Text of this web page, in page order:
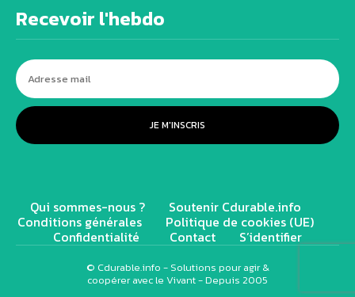
Recevoir l'hebdo
JE M'INSCRIS
Qui sommes-nous ? Soutenir Cdurable.info
Conditions générales Politique de cookies (UE)
Confidentialité Contact S’identifier
© Cdurable.info - Solutions pour agir &
coopérer avec le Vivant - Depuis 2005